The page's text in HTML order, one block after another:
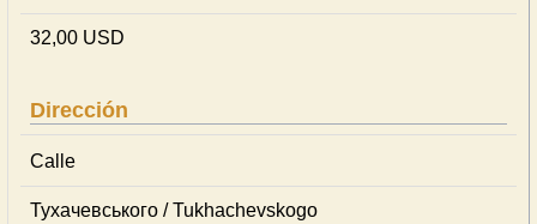
32,00 USD
Dirección
Calle
Тухачевського / Tukhachevskogo